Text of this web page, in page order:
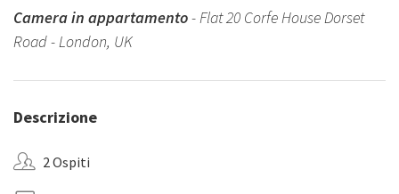
Camera in appartamento- Flat 20 Corfe House Dorset
Road - London, UK
Descrizione
2 Ospiti